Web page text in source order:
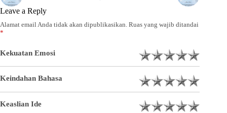
Leave a Reply
Alamat email Anda tidak akan dipublikasikan. Ruas yang wajib ditandai
*
Kekuatan Emosi
Keindahan Bahasa
Keaslian Ide